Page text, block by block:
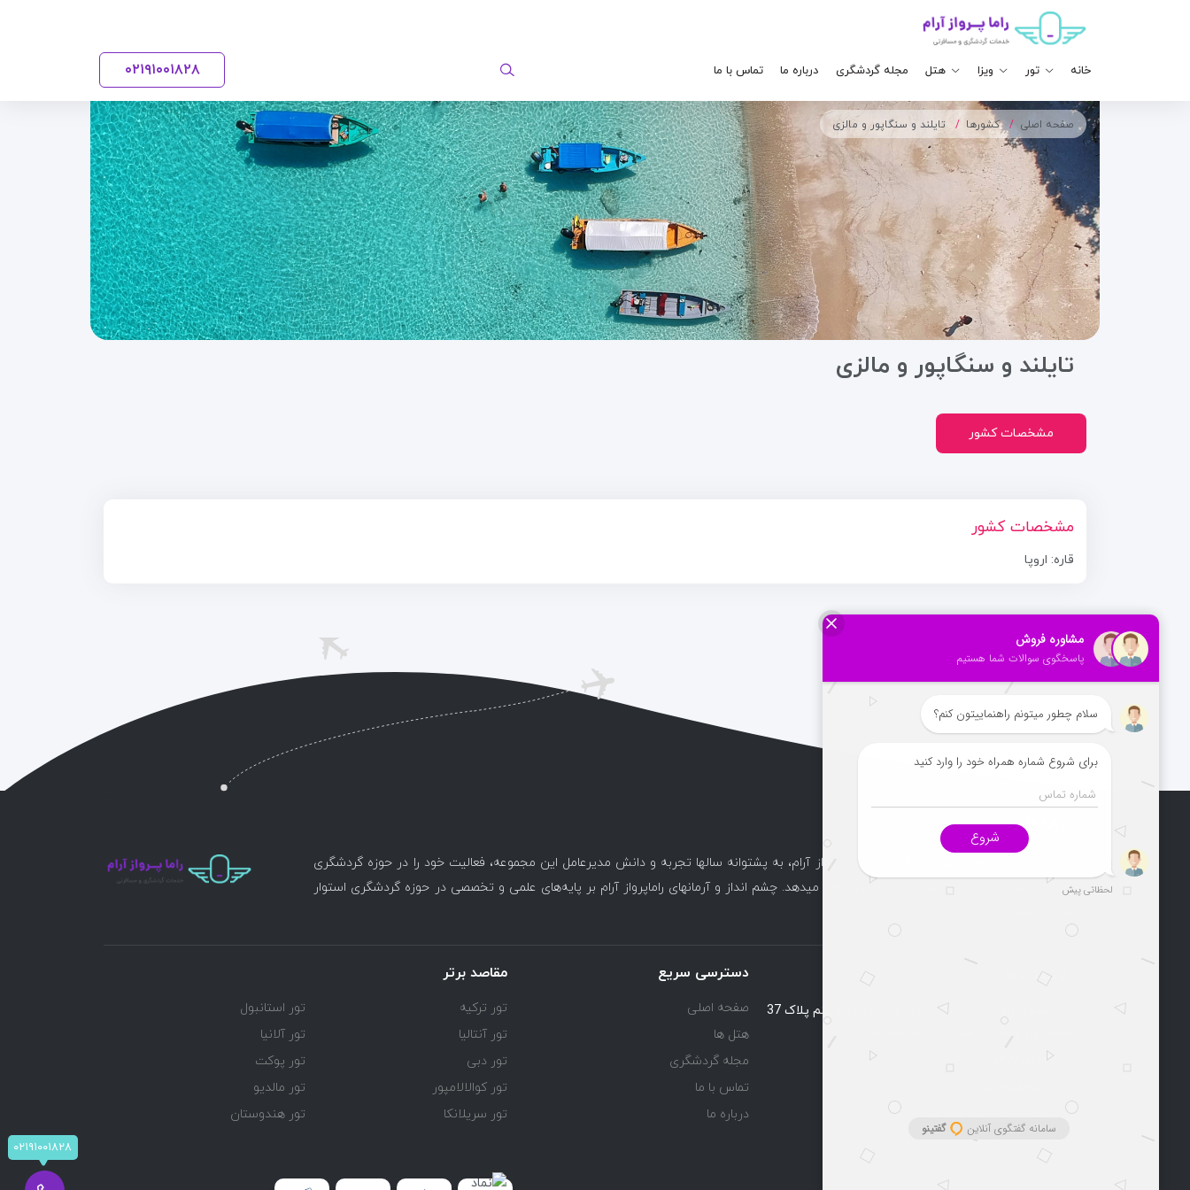
خانه تور ویزا هتل مجله گردشگری درباره ما تماس با ما ۹۱۰۰۱۸۲۸۰۲۱
صفحه اصلی کشورها تایلند و سنگاپور و مالزی
تایلند و سنگاپور و مالزی
مشخصات کشور
مشخصات کشور
قاره: اروپا
۰۲۱۹۱۰۰۱۸۲۸
دفتر خدمات مسافرت هوایی و گردشگری راماپرواز آرام، به پشتوانه سالها تجربه و دانش مدیرعامل این مجموعه، فعالیت خود را در حوزه گردشگری
آغاز و مسیر کاری خود را پرقدرت و به روز ادامه میدهد. چشم انداز و آرمانهای راماپرواز آرام بر پایه‌های علمی و تخصصی در حوزه گردشگری استوار
ارتباط با ما
یوسف آباد خیابان اسد آبادی جنب کوچه هفتم پلاک 37
طبقه اول واحد 4 (پشتیبانی 24 ساعته)
۰۲۱۹۱۰۰۱۸۲۸
info@ramaparvaz.com
دسترسی سریع
صفحه اصلی
هتل ها
مجله گردشگری
تماس با ما
درباره ما
مقاصد برتر
تور ترکیه
تور استانبول
تور آنتالیا
تور آلانیا
تور دبی
تور پوکت
تور کوالالامپور
تور مالدیو
تور سریلانکا
تور هندوستان